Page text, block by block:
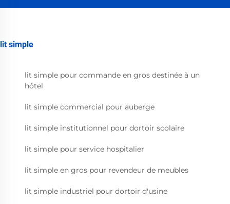
lit simple
lit simple pour commande en gros destinée à un
hôtel
lit simple commercial pour auberge
lit simple institutionnel pour dortoir scolaire
lit simple pour service hospitalier
lit simple en gros pour revendeur de meubles
lit simple industriel pour dortoir d'usine